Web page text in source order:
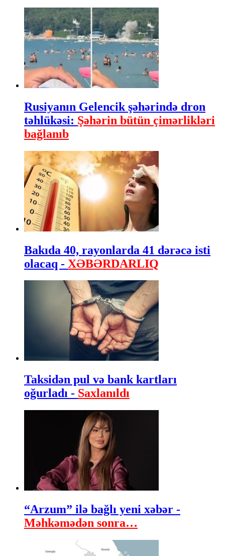
Rusiyanın Gelencik şəhərində dron
təhlükəsi: Şəhərin bütün çimərlikləri
bağlanıb
Bakıda 40, rayonlarda 41 dərəcə isti
olacaq - XƏBƏRDARLIQ
Taksidən pul və bank kartları
oğurladı - Saxlanıldı
“Arzum” ilə bağlı yeni xəbər -
Məhkəmədən sonra…